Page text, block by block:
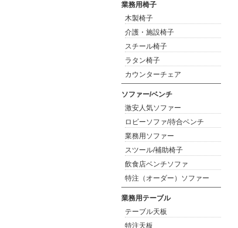
業務用椅子
木製椅子
介護・施設椅子
スチール椅子
ラタン椅子
カウンターチェア
ソファー/ベンチ
激安人気ソファー
ロビーソファ/待合ベンチ
業務用ソファー
スツール/補助椅子
飲食店ベンチソファ
特注（オーダー）ソファー
業務用テーブル
テーブル天板
特注天板